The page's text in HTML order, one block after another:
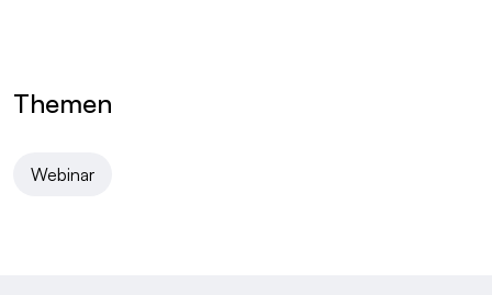
Themen
Webinar